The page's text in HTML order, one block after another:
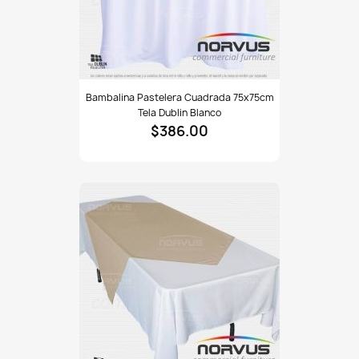
pastelera
Bambalina Pastelera Cuadrada 75x75cm
Tela Dublin Blanco
$386.00